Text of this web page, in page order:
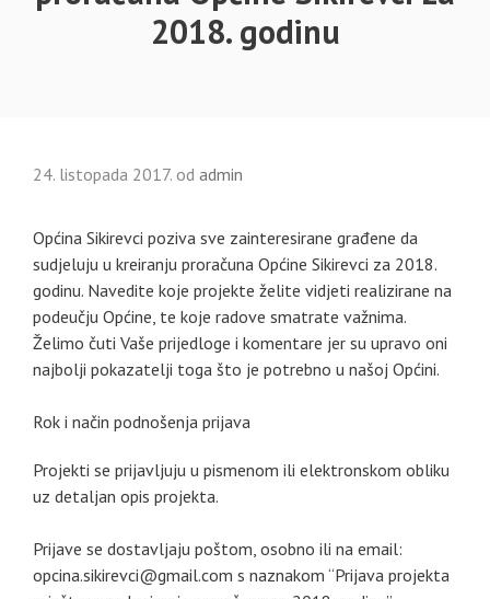
2018. godinu
24. listopada 2017. od admin
Općina Sikirevci poziva sve zainteresirane građene da
sudjeluju u kreiranju proračuna Općine Sikirevci za 2018.
godinu. Navedite koje projekte želite vidjeti realizirane na
podeučju Općine, te koje radove smatrate važnima.
Želimo čuti Vaše prijedloge i komentare jer su upravo oni
najbolji pokazatelji toga što je potrebno u našoj Općini.
Rok i način podnošenja prijava
Projekti se prijavljuju u pismenom ili elektronskom obliku
uz detaljan opis projekta.
Prijave se dostavljaju poštom, osobno ili na email:
opcina.sikirevci@gmail.com s naznakom “Prijava projekta